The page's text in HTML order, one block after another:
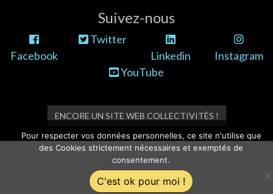
Suivez-nous
Facebook
Twitter
Linkedin
Instagram
YouTube
ENCORE UN SITE WEB COLLECTIVITÉS !
Pour respecter vos données personnelles, ce site n'utilise que
des Cookies strictement nécessaires et exemptés de
consentement.
C'est ok pour moi !